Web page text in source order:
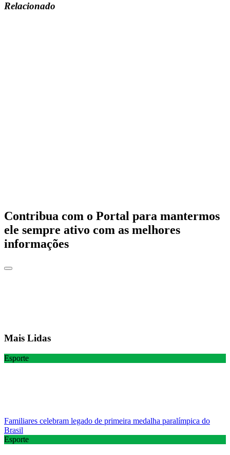
Relacionado
Contribua com o Portal para mantermos
ele sempre ativo com as melhores
informações
Mais Lidas
Esporte
Familiares celebram legado de primeira medalha paralímpica do
Brasil
Esporte